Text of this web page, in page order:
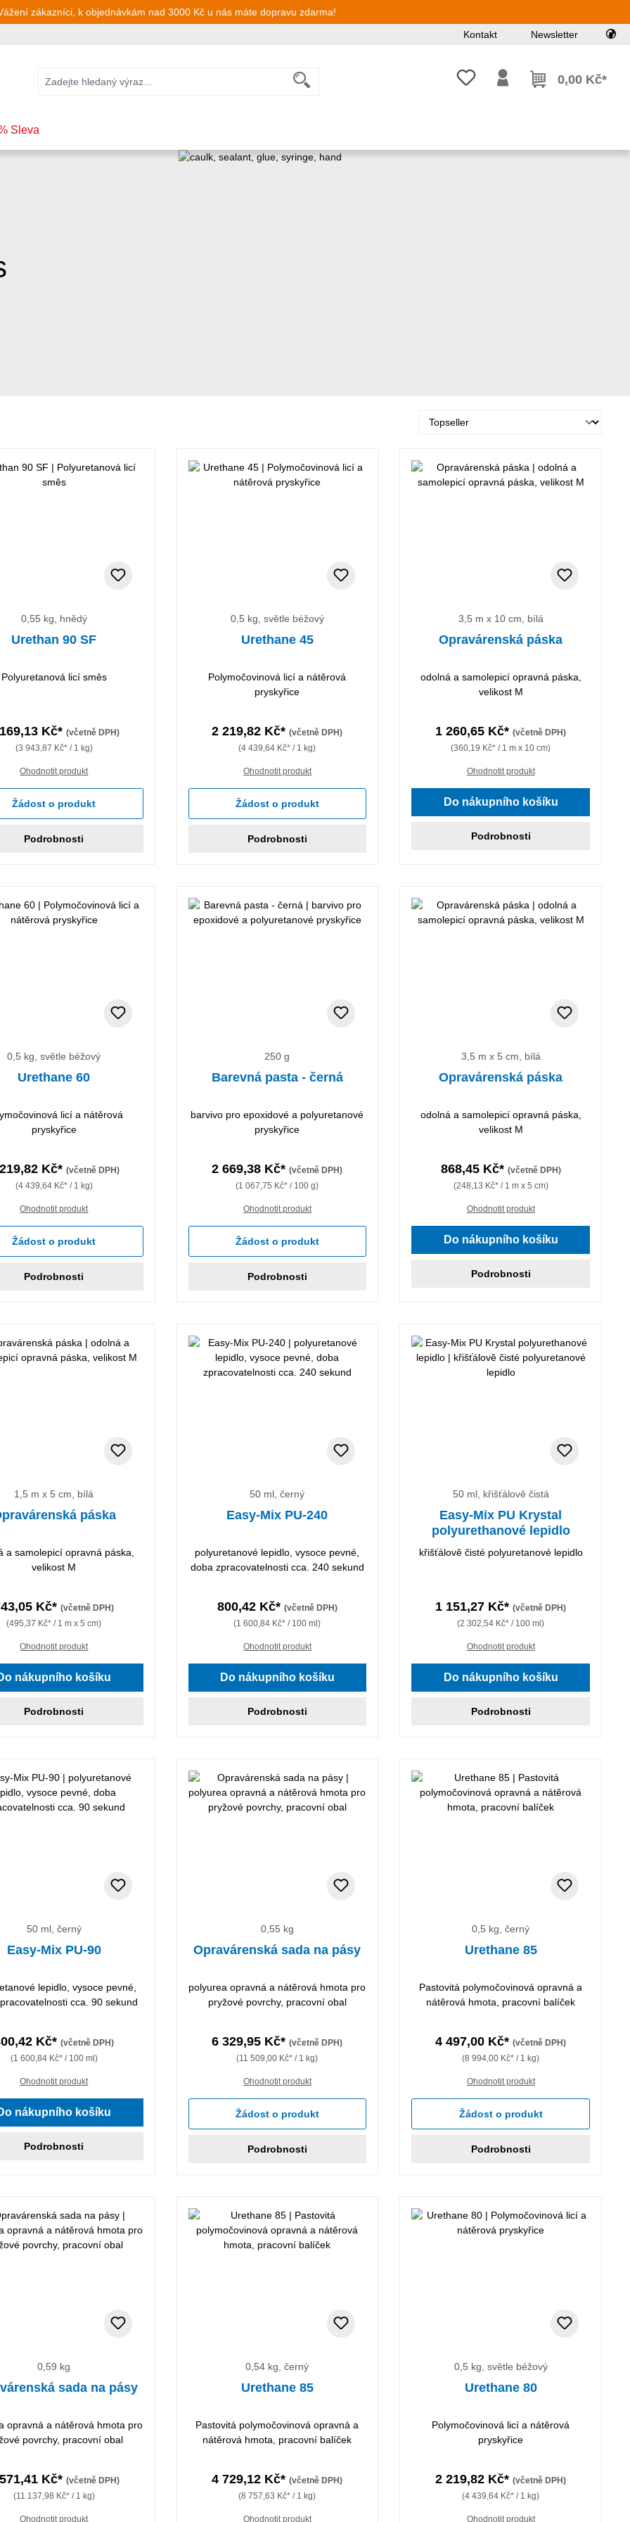
zákazníci, k objednávkám nad 3000 Kč u nás máte dopravu zdarma!
Kontakt Newsletter
Máte 0 položky v seznamu přání
0,00 Kč*
Sleva
0,55 kg, hnědý
Urethan 90 SF
Polyuretanová licí směs
Kč* (včetně DPH)
(3 943,87 Kč* / 1 kg)
Ohodnotit produkt
Žádost o produkt
Podrobnosti
0,5 kg, světle béžový
Urethane 45
Polymočovinová licí a nátěrová
pryskyřice
2 219,82 Kč*(včetně DPH)
(4 439,64 Kč* / 1 kg)
Ohodnotit produkt
Žádost o produkt
Podrobnosti
3,5 m x 10 cm, bílá
Opravárenská páska
odolná a samolepicí opravná páska,
velikost M
1 260,65 Kč*(včetně DPH)
(360,19 Kč* / 1 m x 10 cm)
Ohodnotit produkt
Do nákupního košíku
Podrobnosti
0,5 kg, světle béžový
Urethane 60
licí a nátěrová
pryskyřice
Kč* (včetně DPH)
(4 439,64 Kč* / 1 kg)
Ohodnotit produkt
Žádost o produkt
Podrobnosti
250 g
Barevná pasta - černá
barvivo pro epoxidové a polyuretanové
pryskyřice
2 669,38 Kč*(včetně DPH)
(1 067,75 Kč* / 100 g)
Ohodnotit produkt
Žádost o produkt
Podrobnosti
3,5 m x 5 cm, bílá
Opravárenská páska
odolná a samolepicí opravná páska,
velikost M
868,45 Kč* (včetně DPH)
(248,13 Kč* / 1 m x 5 cm)
Ohodnotit produkt
Do nákupního košíku
Podrobnosti
1,5 m x 5 cm, bílá
páska
a samolepicí opravná páska,
velikost M
Kč*(včetně DPH)
(495,37 Kč* / 1 m x 5 cm)
Ohodnotit produkt
nákupního košíku
Podrobnosti
50 ml, černý
Easy-Mix PU-240
polyuretanové lepidlo, vysoce pevné,
doba zpracovatelnosti cca. 240 sekund
800,42 Kč* (včetně DPH)
(1 600,84 Kč* / 100 ml)
Ohodnotit produkt
Do nákupního košíku
Podrobnosti
50 ml, křišťálově čistá
Easy-Mix PU Krystal
polyurethanové lepidlo
křišťálově čisté polyuretanové lepidlo
1 151,27 Kč*(včetně DPH)
(2 302,54 Kč* / 100 ml)
Ohodnotit produkt
Do nákupního košíku
Podrobnosti
50 ml, černý
Easy-Mix PU-90
lepidlo, vysoce pevné,
cca. 90 sekund
Kč*(včetně DPH)
(1 600,84 Kč* / 100 ml)
Ohodnotit produkt
nákupního košíku
Podrobnosti
0,55 kg
Opravárenská sada na pásy
polyurea opravná a nátěrová hmota pro
pryžové povrchy, pracovní obal
6 329,95 Kč*(včetně DPH)
(11 509,00 Kč* / 1 kg)
Ohodnotit produkt
Žádost o produkt
Podrobnosti
0,5 kg, černý
Urethane 85
Pastovitá polymočovinová opravná a
nátěrová hmota, pracovní balíček
4 497,00 Kč*(včetně DPH)
(8 994,00 Kč* / 1 kg)
Ohodnotit produkt
Žádost o produkt
Podrobnosti
0,59 kg
sada na pásy
opravná a nátěrová hmota pro
povrchy, pracovní obal
Kč* (včetně DPH)
(11 137,98 Kč* / 1 kg)
Ohodnotit produkt
0,54 kg, černý
Urethane 85
Pastovitá polymočovinová opravná a
nátěrová hmota, pracovní balíček
4 729,12 Kč*(včetně DPH)
(8 757,63 Kč* / 1 kg)
Ohodnotit produkt
0,5 kg, světle béžový
Urethane 80
Polymočovinová licí a nátěrová
pryskyřice
2 219,82 Kč*(včetně DPH)
(4 439,64 Kč* / 1 kg)
Ohodnotit produkt